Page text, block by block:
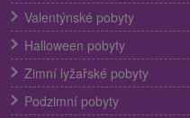
Valentýnské pobyty
Halloween pobyty
Zimní lyžařské pobyty
Podzimní pobyty